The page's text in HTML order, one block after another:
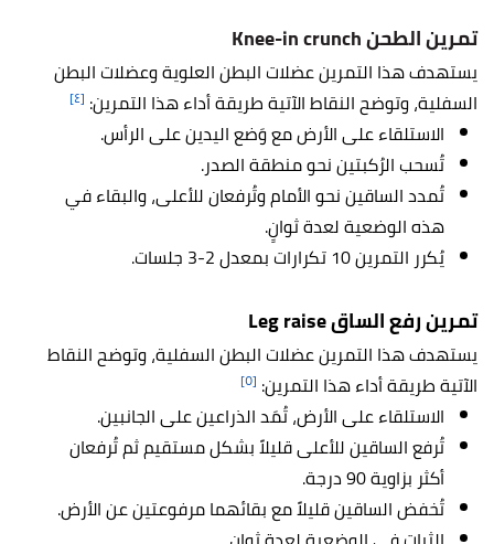
تمرين الطحن Knee-in crunch
يستهدف هذا التمرين عضلات البطن العلوية وعضلات البطن
السفلية، وتوضح النقاط الآتية طريقة أداء هذا التمرين: [٤]
الاستلقاء على الأرض مع وَضع اليدين على الرأس.
تُسحب الرُكبتين نحو منطقة الصدر.
تُمدد الساقين نحو الأمام وتُرفعان للأعلى، والبقاء في
هذه الوضعية لعدة ثوانٍ.
يُكرر التمرين 10 تكرارات بمعدل 2-3 جلسات.
تمرين رفع الساق Leg raise
يستهدف هذا التمرين عضلات البطن السفلية، وتوضح النقاط
الآتية طريقة أداء هذا التمرين: [٥]
الاستلقاء على الأرض، تُمَد الذراعين على الجانبين.
تُرفع الساقين للأعلى قليلاً بشكل مستقيم ثم تُرفعان
أكثر بزاوية 90 درجة.
تُخفض الساقين قليلاً مع بقائهما مرفوعتين عن الأرض.